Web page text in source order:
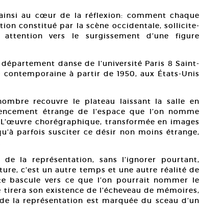
au cœur de la réflexion: comment chaque
constitué par la scène occidentale, sollicite-
vers le surgissement d’une figure
danse de l’université Paris 8 Saint-
à partir de 1950, aux États-Unis
recouvre le plateau laissant la salle en
étrange de l’espace que l’on nomme
chorégraphique, transformée en images
parfois susciter ce désir non moins étrange,
la représentation, sans l’ignorer pourtant,
c’est un autre temps et une autre réalité de
bascule vers ce que l’on pourrait nommer le
son existence de l’écheveau de mémoires,
la représentation est marquée du sceau d’un